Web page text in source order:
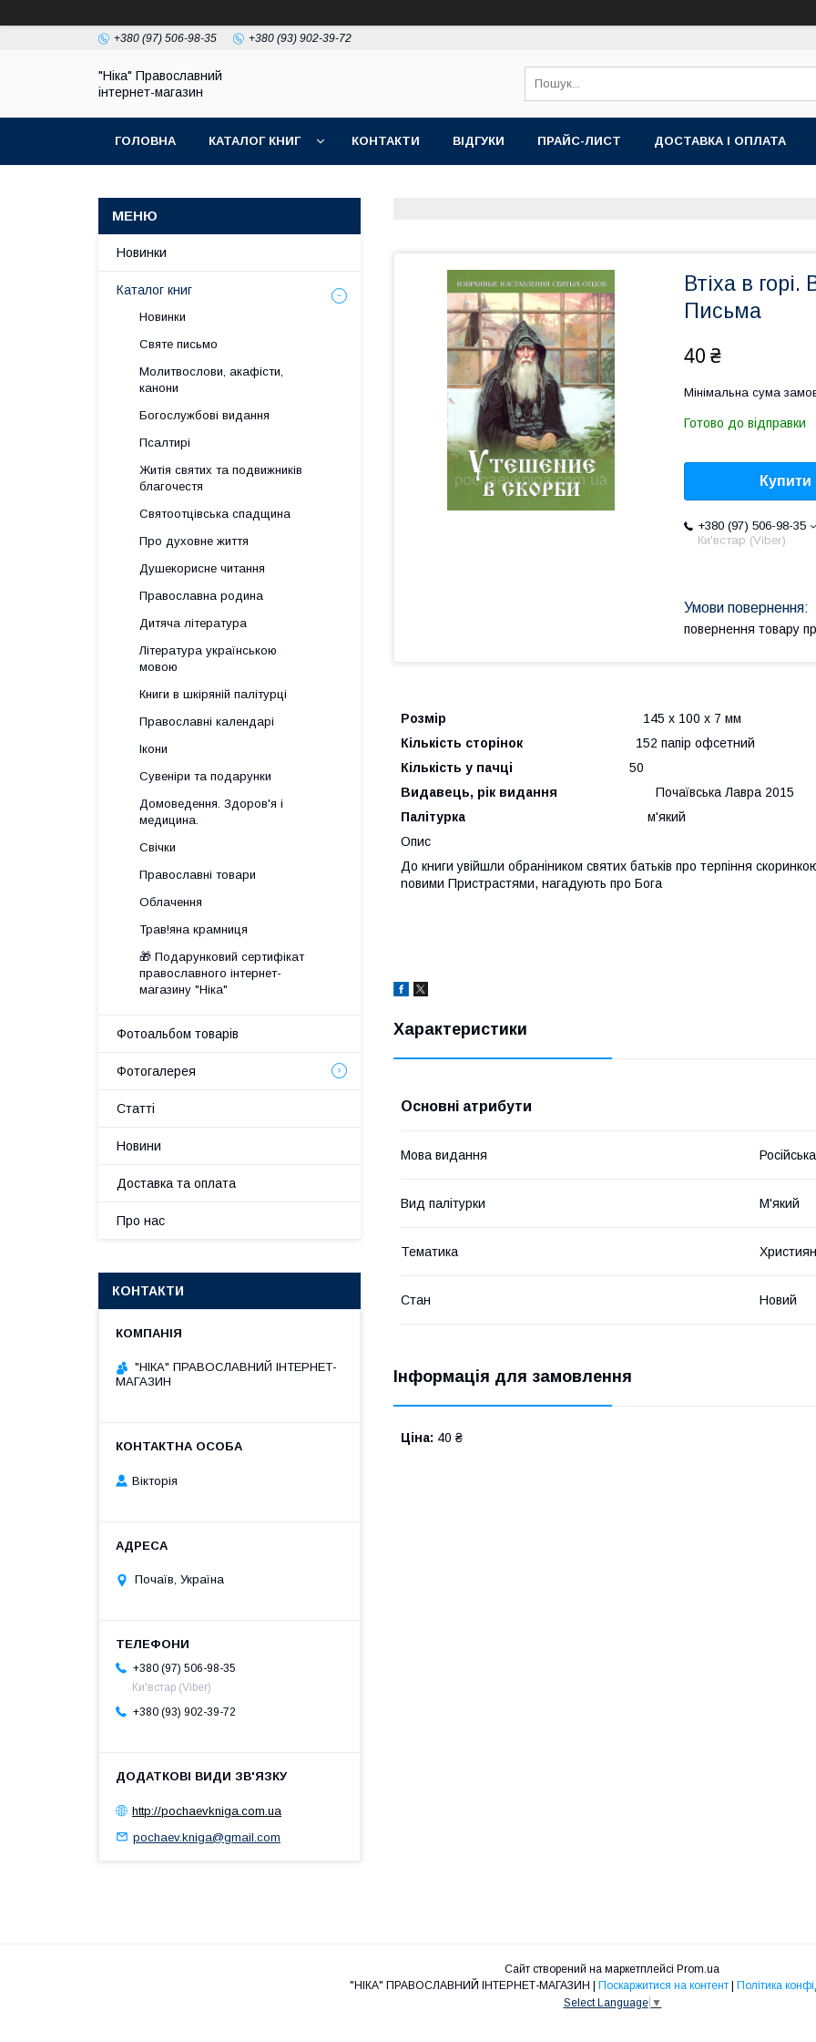
+380 (97) 506-98-35 +380 (93) 902-39-72
"Ніка" Православний
інтернет-магазин
ГОЛОВНА КАТАЛОГ КНИГ КОНТАКТИ ВІДГУКИ ПРАЙС-ЛИСТ ДОСТАВКА І ОПЛАТА
Втіха в
Письма
40 ₴
Мінімальна сума
Готово до відправки
Купити
+380 (97) 506-98-35
Ки'встар (Viber)
повернення товару
Розмір 145 х 100 х 7 мм
Кількість сторінок
152 папір офсетний
Кількість у пачці 50
Видавець, рік видання
Почаївська Лавра 2015
Палітурка м'який
Опис
До книги увійшли обраніником святих батьків про терпіння
nовими Пристрастями, нагадують про Бога
Характеристики
Основні атрибути
Мова видання Російська
Вид палітурки М'який
Тематика
Стан Новий
Інформація для замовлення
Ціна: 40 ₴
Новинки
Каталог книг
Новинки
Святе письмо
Молитвослови, акафісти,
канони
Богослужбові видання
Псалтирі
Житія святих та подвижників
благочестя
Святоотцівська спадщина
Про духовне життя
Душекорисне читання
Православна родина
Дитяча література
Література українською
мовою
Книги в шкіряній палітурці
Православні календарі
Ікони
Сувеніри та подарунки
Домоведення. Здоров'я і
медицина.
Свічки
Православні товари
Облачення
Трав!яна крамниця
🎁 Подарунковий сертифікат
православного інтернет-
магазину "Ніка"
Фотоальбом товарів
Фотогалерея
Статті
Новини
Доставка та оплата
Про нас
КОНТАКТИ
"НІКА" ПРАВОСЛАВНИЙ ІНТЕРНЕТ-
МАГАЗИН
Вікторія
Почаїв, Україна
+380 (97) 506-98-35
Ки'встар (Viber)
+380 (93) 902-39-72
http://pochaevkniga.com.ua
pochaev.kniga@gmail.com
Сайт створений на маркетплейсі Prom.ua
Поскаржитися на контент
Політика
Select Language ▼